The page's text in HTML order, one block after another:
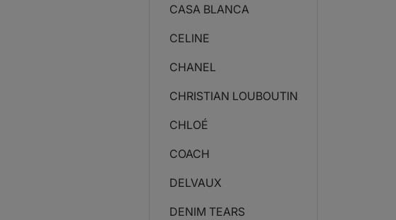
CASA BLANCA
CELINE
CHANEL
CHRISTIAN LOUBOUTIN
CHLOÉ
COACH
DELVAUX
DENIM TEARS